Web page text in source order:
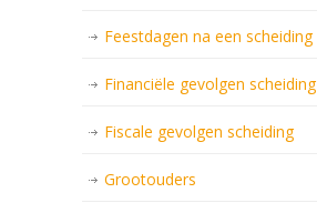
Feestdagen na een scheiding
Financiële gevolgen scheiding
Fiscale gevolgen scheiding
Grootouders